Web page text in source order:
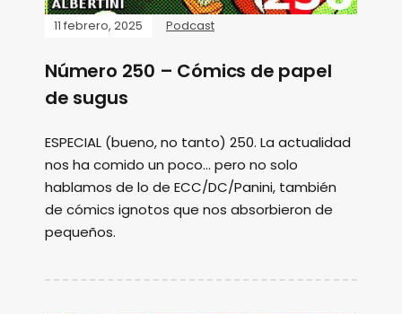
11 febrero, 2025 Podcast
Número 250 – Cómics de papel
de sugus
ESPECIAL (bueno, no tanto) 250. La actualidad
nos ha comido un poco... pero no solo
hablamos de lo de ECC/DC/Panini, también
de cómics ignotos que nos absorbieron de
pequeños.